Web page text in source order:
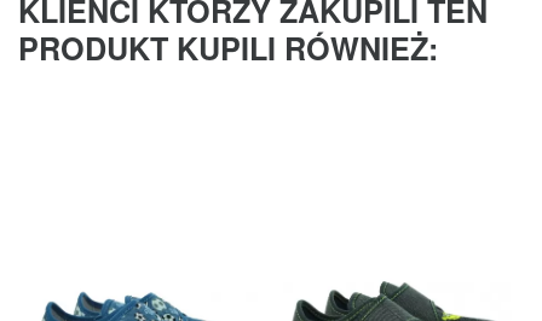
KLIENCI KTÓRZY ZAKUPILI TEN
PRODUKT KUPILI RÓWNIEŻ: